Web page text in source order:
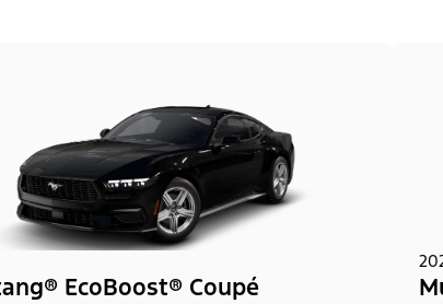
EcoBoost® Coupé